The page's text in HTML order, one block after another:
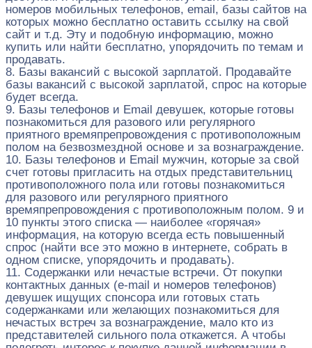
номеров мобильных телефонов, email, базы сайтов на
которых можно бесплатно оставить ссылку на свой
сайт и т.д. Эту и подобную информацию, можно
купить или найти бесплатно, упорядочить по темам и
продавать.
8. Базы вакансий с высокой зарплатой. Продавайте
базы вакансий с высокой зарплатой, спрос на которые
будет всегда.
9. Базы телефонов и Email девушек, которые готовы
познакомиться для разового или регулярного
приятного времяпрепровождения с противоположным
полом на безвозмездной основе и за вознаграждение.
10. Базы телефонов и Email мужчин, которые за свой
счет готовы пригласить на отдых представительниц
противоположного пола или готовы познакомиться
для разового или регулярного приятного
времяпрепровождения с противоположным полом. 9 и
10 пункты этого списка — наиболее «горячая»
информация, на которую всегда есть повышенный
спрос (найти все это можно в интернете, собрать в
одном списке, упорядочить и продавать).
11. Содержанки или нечастые встречи. От покупки
контактных данных (e-mail и номеров телефонов)
девушек ищущих спонсора или готовых стать
содержанками или желающих познакомиться для
нечастых встреч за вознаграждение, мало кто из
представителей сильного пола откажется. А чтобы